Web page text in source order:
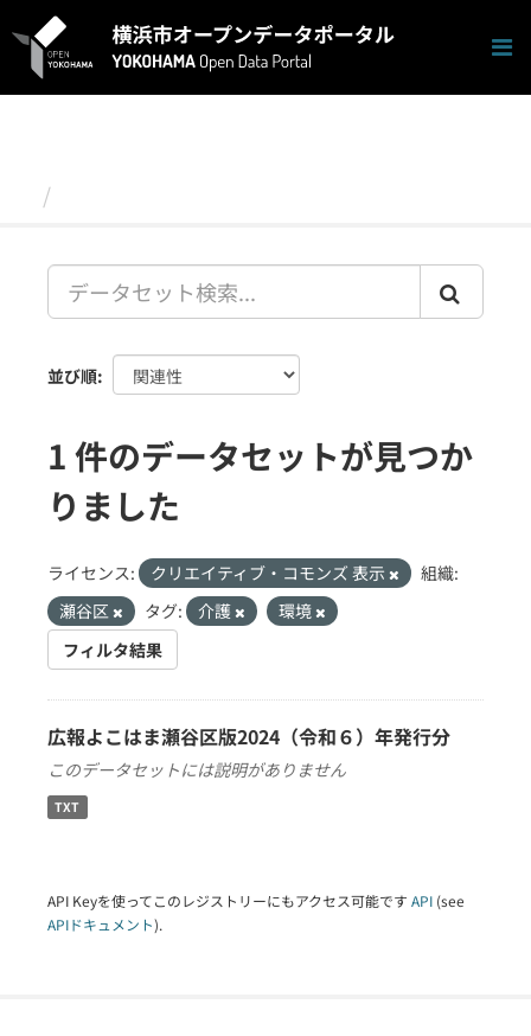
キ
並び順
1 件のデータセットが見つか
りました
ライセンス: クリエイティブ・コモンズ 表示
組織:
瀬谷区
タグ: 介護
環境
フィルタ結果
広報よこはま瀬谷区版2024（令和６）年発行分
このデータセットには説明がありません
TXT
API Keyを使ってこのレジストリーにもアクセス可能です API (see
APIドキュメント).